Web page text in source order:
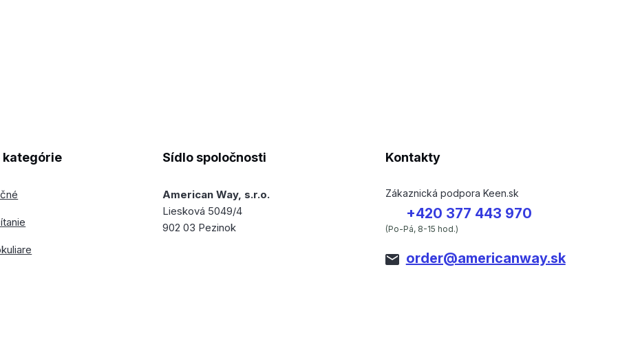
kategórie Sídlo spoločnosti
American Way, s.r.o.
Liesková 5049/4
902 03 Pezinok
Kontakty
Zákaznická podpora Keen.sk
+420 377 443 970
(Po-Pá, 8-15 hod.)
order@americanway.sk